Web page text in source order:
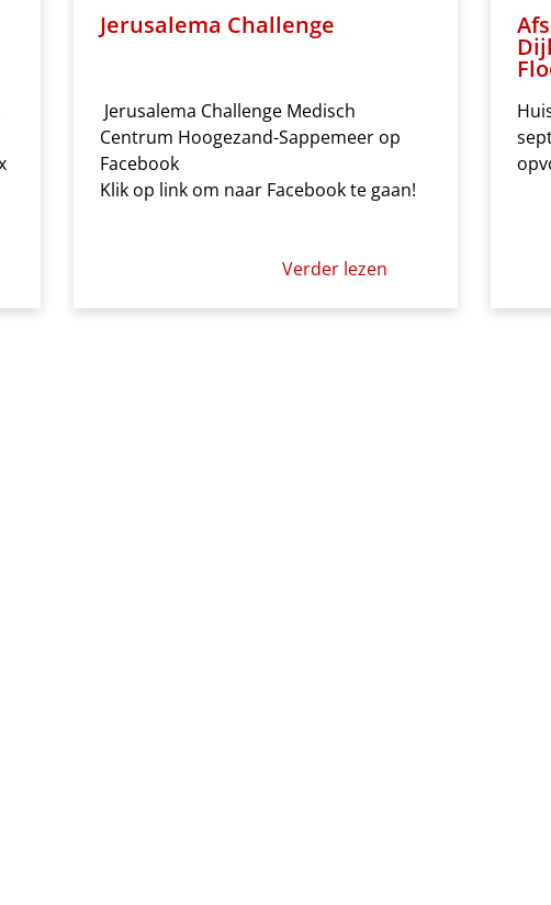
Jerusalema Challenge
Jerusalema Challenge Medisch
Centrum Hoogezand-Sappemeer op
Facebook
Klik op link om naar Facebook te gaan!
Verder lezen